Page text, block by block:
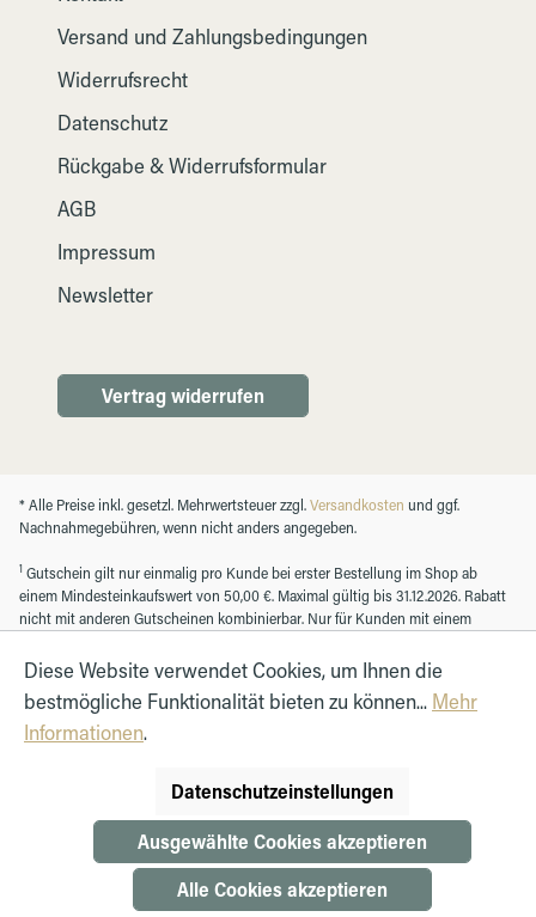
Versand und Zahlungsbedingungen
Widerrufsrecht
Datenschutz
Rückgabe & Widerrufsformular
AGB
Impressum
Newsletter
Vertrag widerrufen
* Alle Preise inkl. gesetzl. Mehrwertsteuer zzgl.Versandkosten und ggf.
Nachnahmegebühren, wenn nicht anders angegeben.
1 Gutschein gilt nur einmalig pro Kunde bei erster Bestellung im Shop ab
einem Mindesteinkaufswert von 50,00 €. Maximal gültig bis 31.12.2026. Rabatt
nicht mit anderen Gutscheinen kombinierbar. Nur für Kunden mit einem
Diese Website verwendet Cookies, um Ihnen die
bestmögliche Funktionalität bieten zu können... Mehr
Informationen.
Datenschutzeinstellungen
Ausgewählte Cookies akzeptieren
Alle Cookies akzeptieren